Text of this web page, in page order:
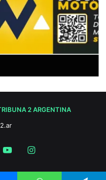
2 ARGENTINA
YouTubeInstagram